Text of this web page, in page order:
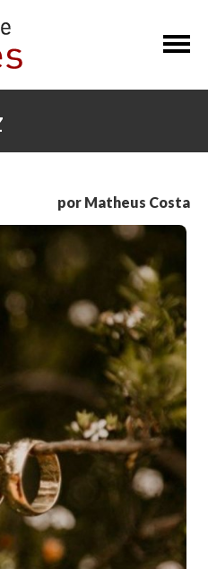
×
por Matheus Costa